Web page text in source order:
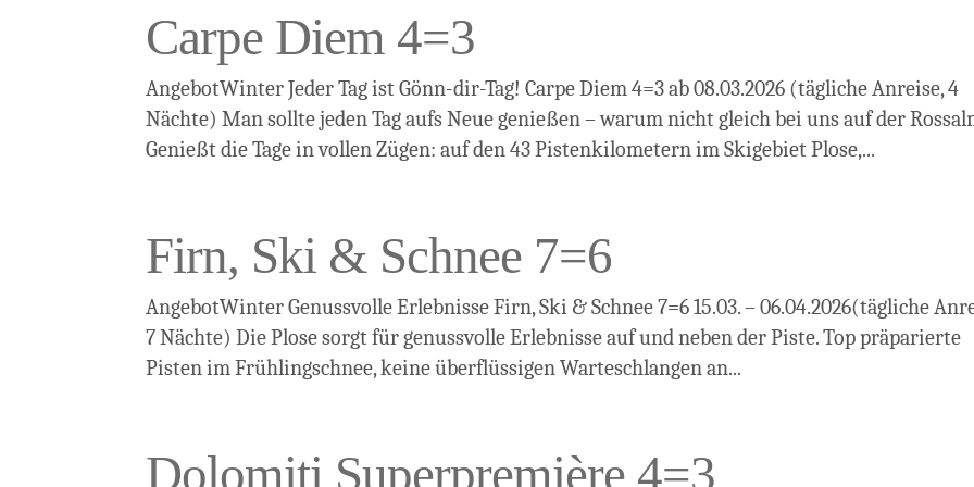
Carpe Diem 4=3
AngebotWinter Jeder Tag ist Gönn-dir-Tag! Carpe Diem 4=3 ab 08.03.2026 (tägliche Anreise, 4
Nächte) Man sollte jeden Tag aufs Neue genießen – warum nicht gleich bei uns auf der
Genießt die Tage in vollen Zügen: auf den 43 Pistenkilometern im Skigebiet Plose,...
Firn, Ski & Schnee 7=6
AngebotWinter Genussvolle Erlebnisse Firn, Ski & Schnee 7=6 15.03. – 06.04.2026(tägliche
7 Nächte) Die Plose sorgt für genussvolle Erlebnisse auf und neben der Piste. Top präparierte
Pisten im Frühlingschnee, keine überflüssigen Warteschlangen an...
Dolomiti Superpremière 4=3